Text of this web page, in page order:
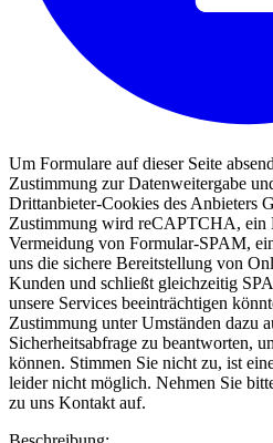
Um Formulare auf dieser Seite
Zustimmung zur Datenweitergabe
Drittanbieter-Cookies des Anbieters
Zustimmung wird reCAPTCHA, ein
Vermeidung von Formular-SPAM,
uns die sichere Bereitstellung von
Kunden und schließt gleichzeitig
unsere Services beeinträchtigen
Zustimmung unter Umständen dazu
Sicherheitsabfrage zu beantworten,
können. Stimmen Sie nicht zu, ist
leider nicht möglich. Nehmen Sie
zu uns Kontakt auf.